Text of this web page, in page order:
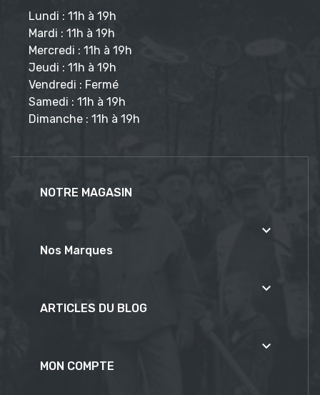
Lundi : 11h à 19h
Mardi : 11h à 19h
Mercredi : 11h à 19h
Jeudi : 11h à 19h
Vendredi : Fermé
Samedi : 11h à 19h
Dimanche : 11h à 19h
NOTRE MAGASIN

Nos Marques

ARTICLES DU BLOG

MON COMPTE